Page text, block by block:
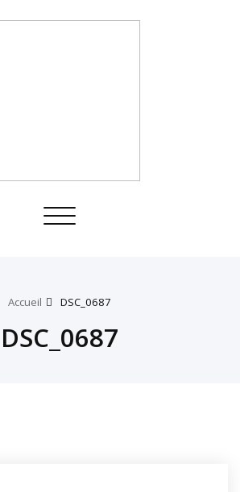
Toggle
Accueil DSC_0687
DSC_0687